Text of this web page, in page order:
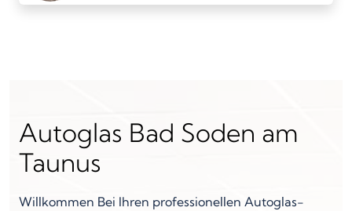
Autoglas Bad Soden am
Taunus
Willkommen Bei Ihren professionellen Autoglas-